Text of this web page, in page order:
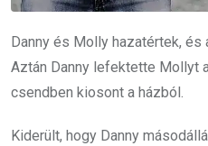
Danny és Molly hazatértek,
Aztán Danny lefektette Mollyt
csendben kiosont a házból.
Kiderült, hogy Danny